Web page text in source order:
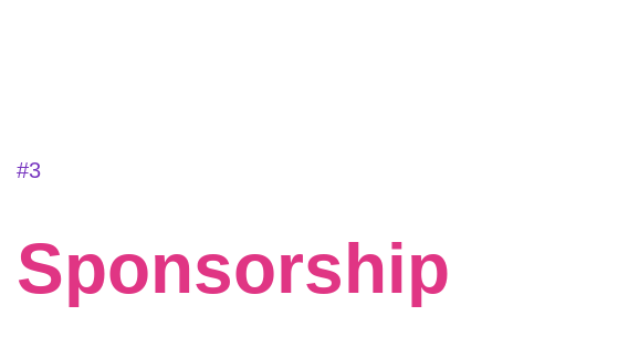
Sponsorship
#3